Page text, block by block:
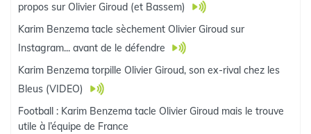
propos sur Olivier Giroud (et Bassem)
Karim Benzema tacle sèchement Olivier Giroud sur
Instagram... avant de le défendre
Karim Benzema torpille Olivier Giroud, son ex-rival chez les
Bleus (VIDEO)
Football : Karim Benzema tacle Olivier Giroud mais le trouve
utile à l’équipe de France